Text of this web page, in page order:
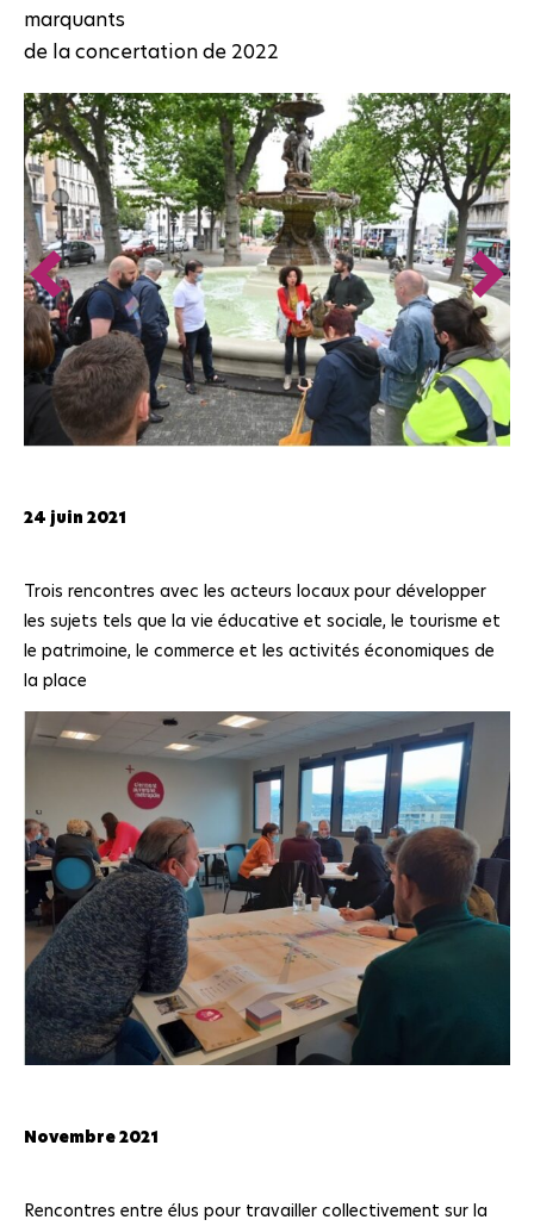
marquants
de la concertation de 2022
24 juin 2021
Trois rencontres avec les acteurs locaux pour développer
les sujets tels que la vie éducative et sociale, le tourisme et
le patrimoine, le commerce et les activités économiques de
la place
Novembre 2021
Rencontres entre élus pour travailler collectivement sur la